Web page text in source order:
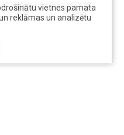
vietnes pamata
reklāmas un analizētu